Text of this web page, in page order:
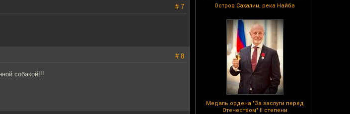
Остров Сахалин, река Найба
Медаль ордена "За заслуги перед
Отечеством" II степени
# 7
# 8
собакой!!!